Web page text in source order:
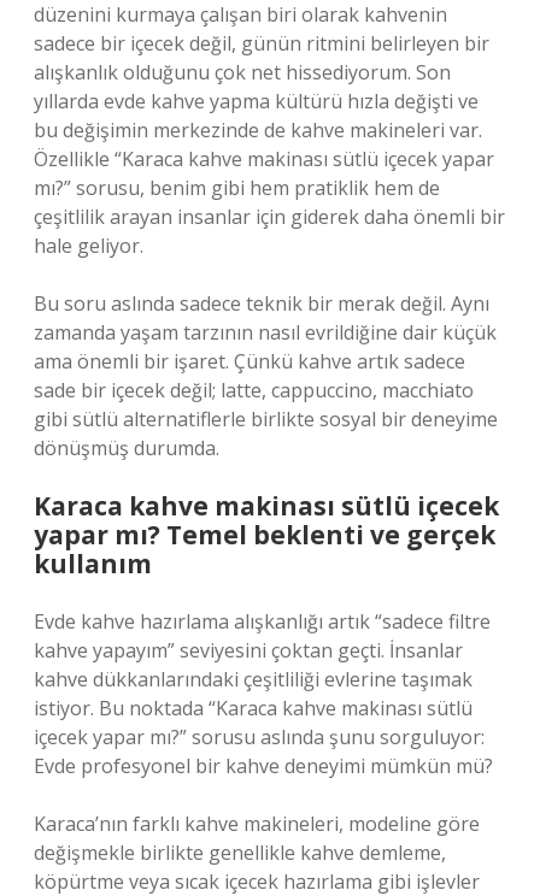
düzenini kurmaya çalışan biri olarak kahvenin
sadece bir içecek değil, günün ritmini belirleyen bir
alışkanlık olduğunu çok net hissediyorum. Son
yıllarda evde kahve yapma kültürü hızla değişti ve
bu değişimin merkezinde de kahve makineleri var.
Özellikle “Karaca kahve makinası sütlü içecek yapar
mı?” sorusu, benim gibi hem pratiklik hem de
çeşitlilik arayan insanlar için giderek daha önemli bir
hale geliyor.
Bu soru aslında sadece teknik bir merak değil. Aynı
zamanda yaşam tarzının nasıl evrildiğine dair küçük
ama önemli bir işaret. Çünkü kahve artık sadece
sade bir içecek değil; latte, cappuccino, macchiato
gibi sütlü alternatiflerle birlikte sosyal bir deneyime
dönüşmüş durumda.
Karaca kahve makinası sütlü içecek
yapar mı? Temel beklenti ve gerçek
kullanım
Evde kahve hazırlama alışkanlığı artık “sadece filtre
kahve yapayım” seviyesini çoktan geçti. İnsanlar
kahve dükkanlarındaki çeşitliliği evlerine taşımak
istiyor. Bu noktada “Karaca kahve makinası sütlü
içecek yapar mı?” sorusu aslında şunu sorguluyor:
Evde profesyonel bir kahve deneyimi mümkün mü?
Karaca’nın farklı kahve makineleri, modeline göre
değişmekle birlikte genellikle kahve demleme,
köpürtme veya sıcak içecek hazırlama gibi işlevler